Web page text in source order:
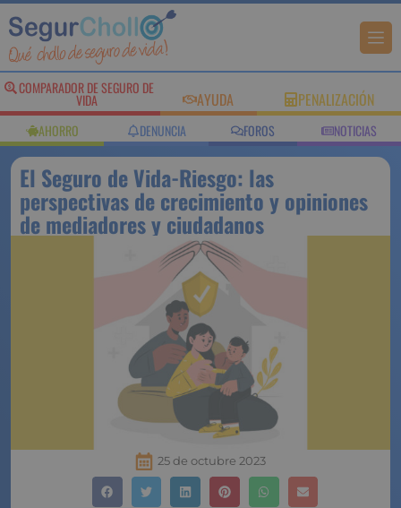
COMPARADOR DE SEGURO DE
VIDA AYUDA PENALIZACIÓN
AHORRO DENUNCIA FOROS NOTICIAS
El Seguro de Vida-Riesgo: las
perspectivas de crecimiento y opiniones
de mediadores y ciudadanos
25 de octubre 2023